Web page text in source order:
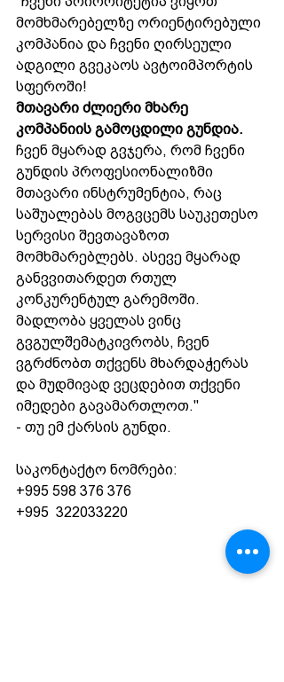
მომხმარებელზე ორიენტირებული
კომპანია და ჩვენი ღირსეული
ადგილი გვეკაოს ავტოიმპორტის
სფეროში!
მთავარი ძლიერი მხარე
კომპანიის გამოცდილი გუნდია.
ჩვენ მყარად გვჯერა, რომ ჩვენი
გუნდის პროფესიონალიზმი
მთავარი ინსტრუმენტია, რაც
საშუალებას მოგვცემს საუკეთესო
სერვისი შევთავაზოთ
მომხმარებლებს. ასევე მყარად
განვვითარდეთ რთულ
კონკურენტულ გარემოში.
მადლობა ყველას ვინც
გვგულშემატკივრობს, ჩვენ
ვგრძნობთ თქვენს მხარდაჭერას
და მუდმივად ვეცდებით თქვენი
იმედები გავამართლოთ."
- თუ ემ ქარსის გუნდი.
საკონტაქტო ნომრები:
+995 598 376 376
+995  322033220